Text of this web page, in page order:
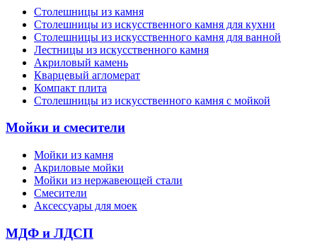
Столешницы из камня
Cтолешницы из искусственного камня для кухни
Cтолешницы из искусственного камня для ванной
Лестницы из искусственного камня
Акриловый камень
Кварцевый агломерат
Компакт плита
Столешницы из искусственного камня с мойкой
Мойки и смесители
Мойки из камня
Акриловые мойки
Мойки из нержавеющей стали
Смесители
Аксессуары для моек
МДФ и ЛДСП